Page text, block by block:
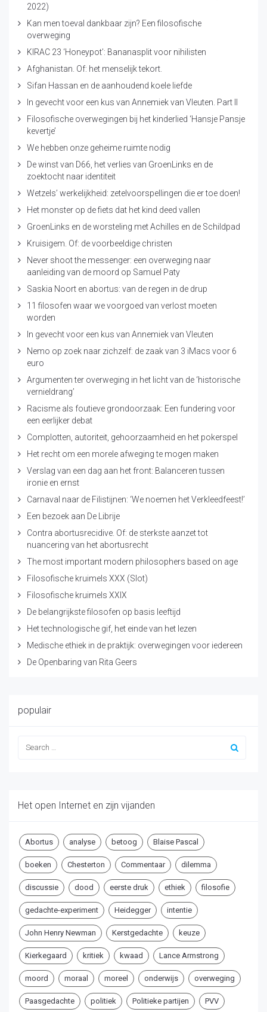
2022)
Kan men toeval dankbaar zijn? Een filosofische
overweging
KIRAC 23 ‘Honeypot’: Bananasplit voor nihilisten
Afghanistan. Of: het menselijk tekort.
Sifan Hassan en de aanhoudend koele liefde
In gevecht voor een kus van Annemiek van Vleuten. Part II
Filosofische overwegingen bij het kinderlied ‘Hansje Pansje
kevertje’
We hebben onze geheime ruimte nodig
De winst van D66, het verlies van GroenLinks en de
zoektocht naar identiteit
Wetzels’ werkelijkheid: zetelvoorspellingen die er toe doen!
Het monster op de fiets dat het kind deed vallen
GroenLinks en de worsteling met Achilles en de Schildpad
Kruisigem. Of: de voorbeeldige christen
Never shoot the messenger: een overweging naar
aanleiding van de moord op Samuel Paty
Saskia Noort en abortus: van de regen in de drup
11 filosofen waar we voorgoed van verlost moeten
worden
In gevecht voor een kus van Annemiek van Vleuten
Nemo op zoek naar zichzelf: de zaak van 3 iMacs voor 6
euro
Argumenten ter overweging in het licht van de ‘historische
vernieldrang’
Racisme als foutieve grondoorzaak: Een fundering voor
een eerlijker debat
Complotten, autoriteit, gehoorzaamheid en het pokerspel
Het recht om een morele afweging te mogen maken
Verslag van een dag aan het front: Balanceren tussen
ironie en ernst
Carnaval naar de Filistijnen: ‘We noemen het Verkleedfeest!’
Een bezoek aan De Librije
Contra abortusrecidive. Of: de sterkste aanzet tot
nuancering van het abortusrecht
The most important modern philosophers based on age
Filosofische kruimels XXX (Slot)
Filosofische kruimels XXIX
De belangrijkste filosofen op basis leeftijd
Het technologische gif, het einde van het lezen
Medische ethiek in de praktijk: overwegingen voor iedereen
De Openbaring van Rita Geers
populair
Het open Internet en zijn vijanden
Abortus analyse betoog Blaise Pascal
boeken Chesterton Commentaar dilemma
discussie dood eerste druk ethiek filosofie
gedachte-experiment Heidegger intentie
John Henry Newman Kerstgedachte keuze
Kierkegaard kritiek kwaad Lance Armstrong
moord moraal moreel onderwijs overweging
Paasgedachte politiek Politieke partijen PVV